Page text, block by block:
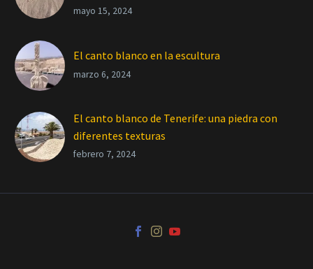
mayo 15, 2024
El canto blanco en la escultura
marzo 6, 2024
El canto blanco de Tenerife: una piedra con
diferentes texturas
febrero 7, 2024